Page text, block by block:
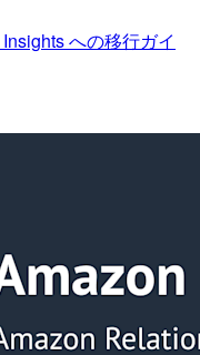
への移行ガイ